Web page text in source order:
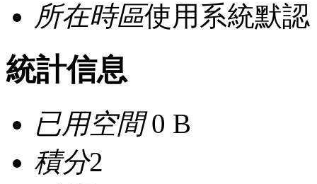
所在時區使用系統默認
統計信息
已用空間0 B
積分2